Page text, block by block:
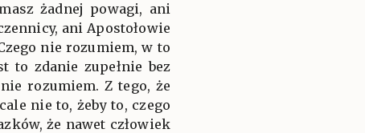
żadnej powagi, ani
ani Apostołowie
nie rozumiem, w to
to zdanie zupełnie bez
rozumiem. Z tego, że
nie to, żeby to, czego
że nawet człowiek